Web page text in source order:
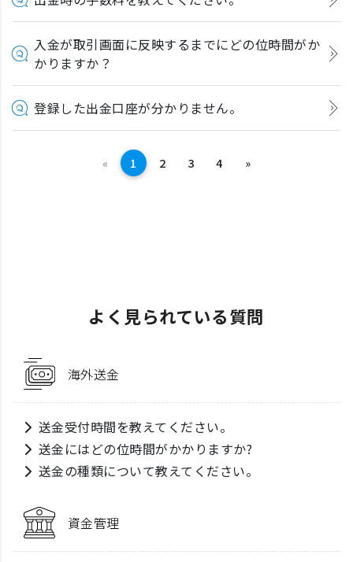
入金が取引画面に反映するまでにどの位時間がか
かりますか？
登録した出金口座が分かりません。
« 前へ 1 2 3 4 »次へ
よく見られている質問
海外送金
送金受付時間を教えてください。
送金にはどの位時間がかかりますか?
送金の種類について教えてください。
資金管理